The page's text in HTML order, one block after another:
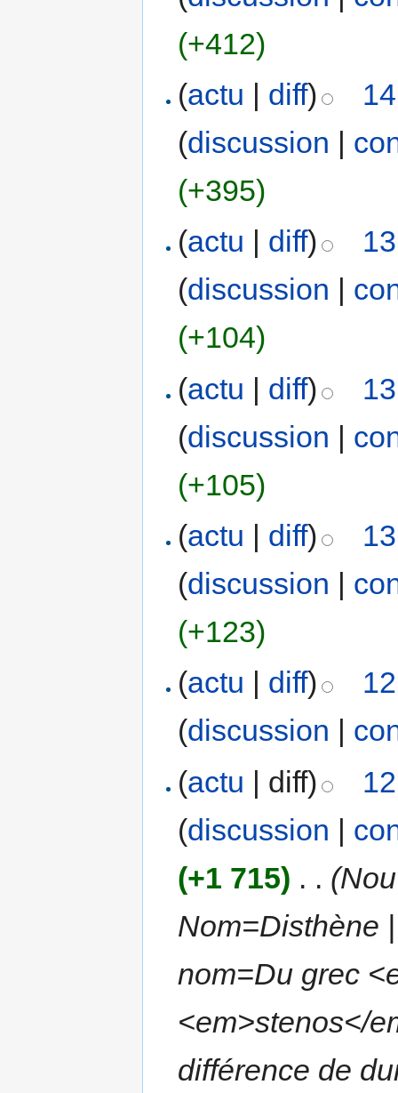
(+412)
(actu | diff)
(discussion |
(+395)
(actu diff)
(discussion
(+104)
(actu | diff)
(discussion |
(+105)
(actu | diff)
(discussion |
(+123)
(actu diff)
(discussion
(actu | diff)
(discussion |
(+1 715) . .
Nom=Disthène
nom=Du grec
<em>stenos</
différence de